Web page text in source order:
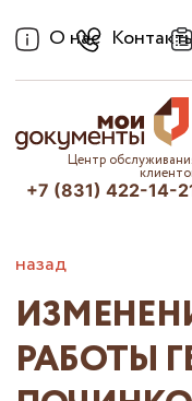
О нас
Центр
+7 (831) 422-14-
назад
РАБОТЫ